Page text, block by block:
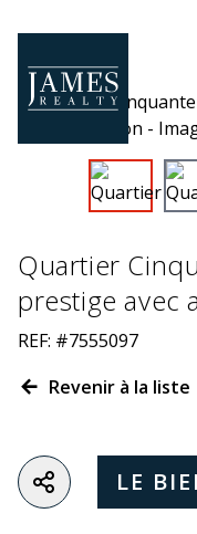
Quartier
prestige avec
REF: #7555097
Revenir à la liste
LE